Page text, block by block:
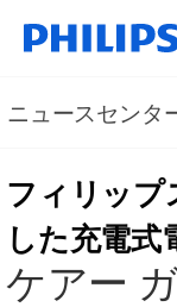
ニュースセンタ
フィリップ
した充電式
ケアー